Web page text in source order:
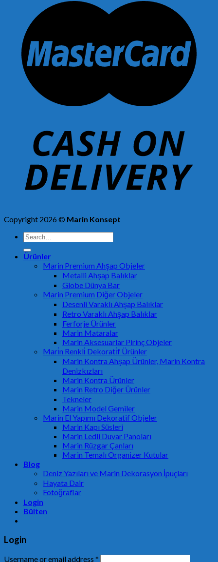
Copyright 2026 © Marin Konsept
Search
for:
Ürünler
Marin Premium Ahşap Objeler
Metalli Ahşap Balıklar
Globe Dünya Bar
Marin Premium Diğer Objeler
Desenli Varaklı Ahşap Balıklar
Retro Varaklı Ahşap Balıklar
Ferforje Ürünler
Marin Mataralar
Marin Aksesuarlar Pirinç Objeler
Mari̇n Renkli̇ Dekorati̇f Ürünler
Marin Kontra Ahşap Ürünler, Marin Kontra
Denizkızları
Marin Kontra Ürünler
Marin Retro Diğer Ürünler
Tekneler
Marin Model Gemiler
Marin El Yapımı Dekoratif Objeler
Marin Kapı Süsleri
Marin Ledli Duvar Panoları
Marin Rüzgar Çanları
Marin Temalı Organizer Kutular
Blog
Deniz Yazıları ve Marin Dekorasyon İpuçları
Hayata Dair
Fotoğraflar
Login
Bülten
Login
Username or email address *